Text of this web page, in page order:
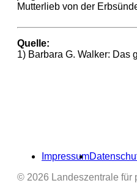
Mutterlieb von der
Quelle:
1) Barbara G. Walker: Das
Impressum
© 2026 Landeszentrale für